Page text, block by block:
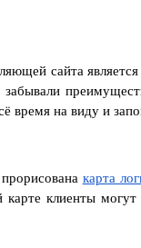
сайта
время на виду и
карта
клиенты